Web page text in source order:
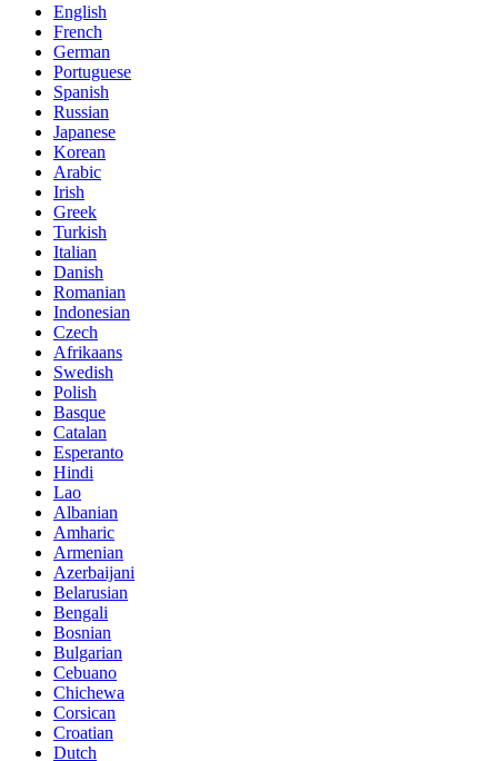
English
French
German
Portuguese
Spanish
Russian
Japanese
Korean
Arabic
Irish
Greek
Turkish
Italian
Danish
Romanian
Indonesian
Czech
Afrikaans
Swedish
Polish
Basque
Catalan
Esperanto
Hindi
Lao
Albanian
Amharic
Armenian
Azerbaijani
Belarusian
Bengali
Bosnian
Bulgarian
Cebuano
Chichewa
Corsican
Croatian
Dutch